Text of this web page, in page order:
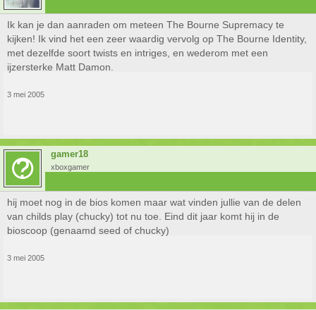
Ik kan je dan aanraden om meteen The Bourne Supremacy te
kijken! Ik vind het een zeer waardig vervolg op The Bourne Identity,
met dezelfde soort twists en intriges, en wederom met een
ijzersterke Matt Damon.
3 mei 2005
gamer18
xboxgamer
hij moet nog in de bios komen maar wat vinden jullie van de delen
van childs play (chucky) tot nu toe. Eind dit jaar komt hij in de
bioscoop (genaamd seed of chucky)
3 mei 2005